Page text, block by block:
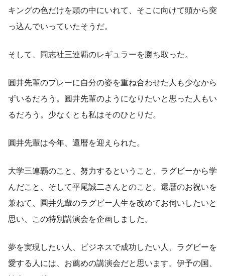
キングの色だけを頭の中にいれて、そこに向けて頭から突
っ込んでいっていたそうだ。
そして、同志社三連覇のレギュラーを勝ち取った。
圓井先輩のプレーに自分の姿を重ね合わせた人も少なから
ずいるだろう。圓井先輩のようになりたいと思った人もい
るだろう。少なくとも私はそのひとりだ。
圓井先輩は今年、還暦を迎えられた。
大学三連覇のこと、努力するということ、ラグビーから学
んだこと、そして平尾誠二さんとのこと。還暦のお祝いを
兼ねて、圓井先輩のラグビー人生を改めてお伺いしたいと
思い、この特別講演会を企画しました。
夢を実現したい人、ビジネスで成功したい人、ラグビーを
愛する人には、お薦めの講演会だと思います。伊予の国、